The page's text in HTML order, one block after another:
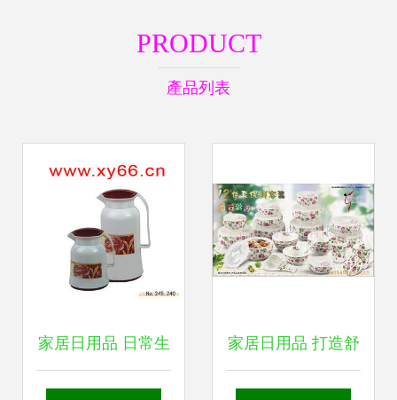
PRODUCT
產品列表
家居日用品 日常生 家居日用品 打造舒